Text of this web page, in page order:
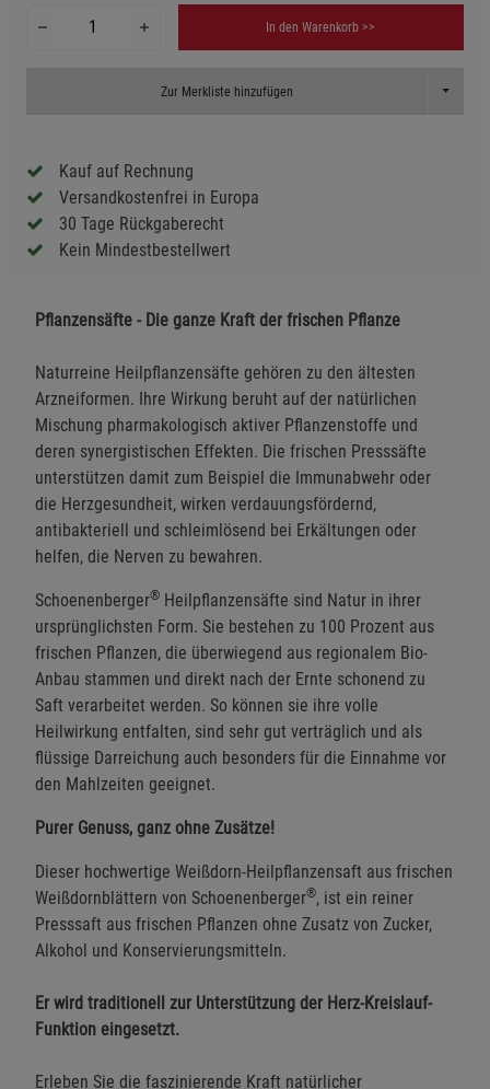
In den Warenkorb >>
Zur Merkliste hinzufügen Toggle
Kauf auf Rechnung
Versandkostenfrei in Europa
30 Tage Rückgaberecht
Kein Mindestbestellwert
Pflanzensäfte - Die ganze Kraft der frischen Pflanze
Naturreine Heilpflanzensäfte gehören zu den ältesten
Arzneiformen. Ihre Wirkung beruht auf der natürlichen
Mischung pharmakologisch aktiver Pflanzenstoffe und
deren synergistischen Effekten. Die frischen Presssäfte
unterstützen damit zum Beispiel die Immunabwehr oder
die Herzgesundheit, wirken verdauungsfördernd,
antibakteriell und schleimlösend bei Erkältungen oder
helfen, die Nerven zu bewahren.
Schoenenberger® Heilpflanzensäfte sind Natur in ihrer
ursprünglichsten Form. Sie bestehen zu 100 Prozent aus
frischen Pflanzen, die überwiegend aus regionalem Bio-
Anbau stammen und direkt nach der Ernte schonend zu
Saft verarbeitet werden. So können sie ihre volle
Heilwirkung entfalten, sind sehr gut verträglich und als
flüssige Darreichung auch besonders für die Einnahme vor
den Mahlzeiten geeignet.
Purer Genuss, ganz ohne Zusätze!
Dieser hochwertige Weißdorn-Heilpflanzensaft aus frischen
Weißdornblättern von Schoenenberger®, ist ein reiner
Presssaft aus frischen Pflanzen ohne Zusatz von Zucker,
Alkohol und Konservierungsmitteln.
Er wird traditionell zur Unterstützung der Herz-Kreislauf-
Funktion eingesetzt.
Erleben Sie die faszinierende Kraft natürlicher